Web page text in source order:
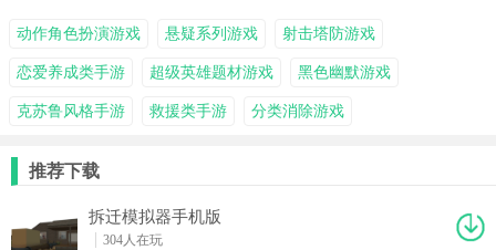
动作角色扮演游戏 悬疑系列游戏 射击塔防游戏
恋爱养成类手游 超级英雄题材游戏 黑色幽默游戏
克苏鲁风格手游 救援类手游 分类消除游戏
推荐下载
拆迁模拟器手机版
304人在玩